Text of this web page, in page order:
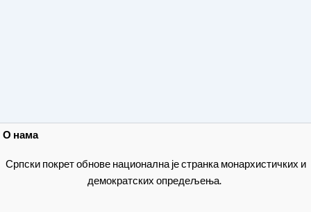
О нама
Српски покрет обнове национална је странка монархистичких и
демократских опредељења.